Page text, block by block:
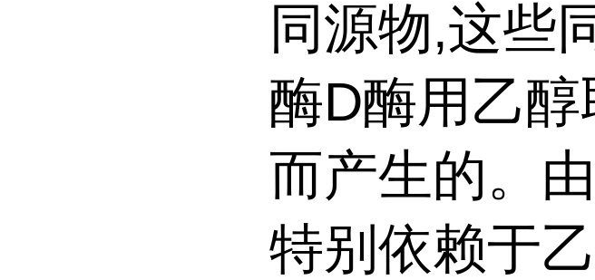
同源物,这些
酶D酶用乙
而产生的。
特别依赖于